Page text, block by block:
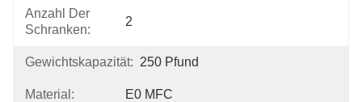
Anzahl Der
Schranken:
2
Gewichtskapazität: 250 Pfund
Material: E0 MFC